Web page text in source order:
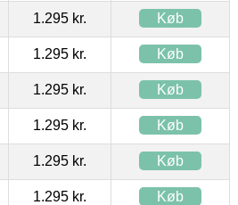
1.295 kr. Køb
1.295 kr. Køb
1.295 kr. Køb
1.295 kr. Køb
1.295 kr. Køb
1.295 kr. Køb